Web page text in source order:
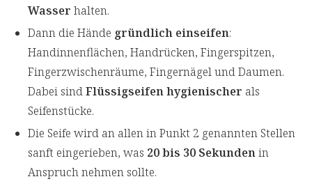
Wasser halten.
Dann die Hände gründlich einseifen:
Handinnenflächen, Handrücken, Fingerspitzen,
Fingerzwischenräume, Fingernägel und Daumen.
Dabei sindFlüssigseifen hygienischer als
Seifenstücke.
Die Seife wird an allen in Punkt 2 genannten Stellen
sanft eingerieben, was 20 bis 30 Sekundenin
Anspruch nehmen sollte.